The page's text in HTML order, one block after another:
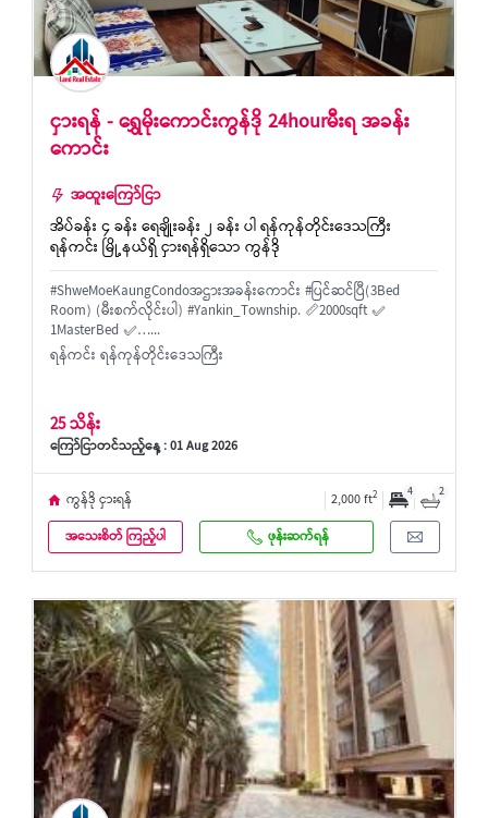
ငှားရန် - ရွှေမိုးကောင်းကွန်ဒို 24hourမီးရ အခန်း
ကောင်း
အထူးကြော်ငြာ
အိပ်ခန်း ၄ ခန်း ရေချိုးခန်း ၂ ခန်း ပါ ရန်ကုန်တိုင်းဒေသကြီး
ရန်ကင်း မြို့နယ်ရှိ ငှားရန်ရှိသော ကွန်ဒို
#ShweMoeKaungCondoအဌားအခန်းကောင်း #ပြင်ဆင်ပြီ(3Bed
Room) (မီးစက်လိုင်းပါ) #Yankin_Township. 📏2000sqft ✅
1MasterBed ✅…...
ရန်ကင်း ရန်ကုန်တိုင်းဒေသကြီး
25 သိန်း
ကြော်ငြာတင်သည့်နေ့ : 01 Aug 2026
ကွန်ဒို ငှားရန် 2,000 ft2 4 2
အသေးစိတ် ကြည့်ပါ ဖုန်းဆက်ရန်